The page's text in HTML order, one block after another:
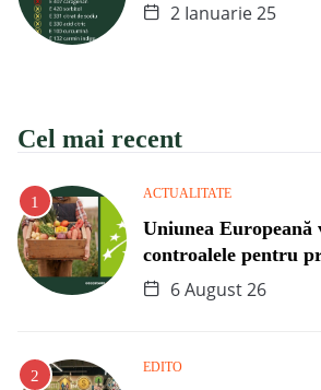
2 Ianuarie 25
Cel mai recent
ACTUALITATE
Uniunea Europeană
controalele pentru
6 August 26
EDITO